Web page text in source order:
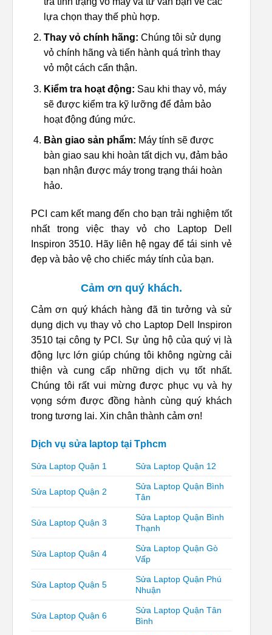
lựa chọn thay thế phù hợp.
Thay vỏ chính hãng: Chúng tôi sử dụng
vỏ chính hãng và tiến hành quá trình thay
vỏ một cách cẩn thận.
Kiểm tra hoạt động: Sau khi thay vỏ, máy
sẽ được kiểm tra kỹ lưỡng để đảm bảo
hoạt động đúng mức.
Bàn giao sản phẩm: Máy tính sẽ được
bàn giao sau khi hoàn tất dịch vụ, đảm bảo
bạn nhận được máy trong trạng thái hoàn
hảo.
PCI cam kết mang đến cho bạn trải nghiệm tốt
nhất trong việc thay vỏ cho Laptop Dell
Inspiron 3510. Hãy liên hệ ngay để tái sinh vẻ
đẹp và bảo vệ cho chiếc máy tính của bạn.
Cảm ơn quý khách.
Cảm ơn quý khách hàng đã tin tưởng và sử
dụng dịch vụ thay vỏ cho Laptop Dell Inspiron
3510 tại công ty PCI. Sự ủng hộ của quý vị là
động lực lớn giúp chúng tôi không ngừng cải
thiện và cung cấp những dịch vụ tốt nhất.
Chúng tôi rất vui mừng được phục vụ và hy
vọng sớm được đồng hành cùng quý khách
trong tương lai. Xin chân thành cảm ơn!
Dịch vụ sửa laptop tại Tphcm
Sửa Laptop Quận 1 Sửa Laptop Quận 12
Sửa Laptop Quận 2
Sửa Laptop Quận Bình
Tân
Sửa Laptop Quận 3
Sửa Laptop Quận Bình
Thạnh
Sửa Laptop Quận 4
Sửa Laptop Quận Gò
Vấp
Sửa Laptop Quận 5
Sửa Laptop Quận Phú
Nhuận
Sửa Laptop Quận 6
Sửa Laptop Quận Tân
Bình